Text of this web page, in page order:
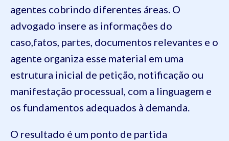
agentes cobrindo diferentes áreas. O
advogado insere as informações do
caso,fatos, partes, documentos relevantes e o
agente organiza esse material em uma
estrutura inicial de petição, notificação ou
manifestação processual, com a linguagem e
os fundamentos adequados à demanda.
O resultado é um ponto de partida